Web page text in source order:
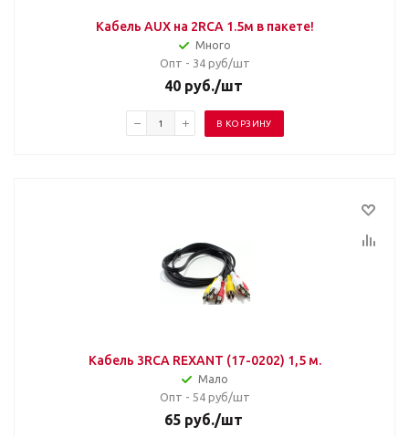
Кабель AUX на 2RCA 1.5м в пакете!
Много
Опт - 34 руб/шт
40руб./шт
В КОРЗИНУ
Кабель 3RСА REXANT (17-0202) 1,5 м.
Мало
Опт - 54 руб/шт
65руб./шт